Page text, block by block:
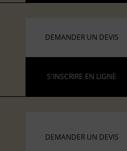
DEMANDER UN DEVIS
S'INSCRIRE EN LIGNE
DEMANDER UN DEVIS